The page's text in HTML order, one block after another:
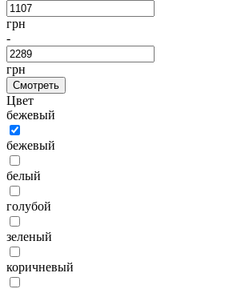
грн
-
грн
Смотреть
Цвет
бежевый
бежевый
белый
голубой
зеленый
коричневый